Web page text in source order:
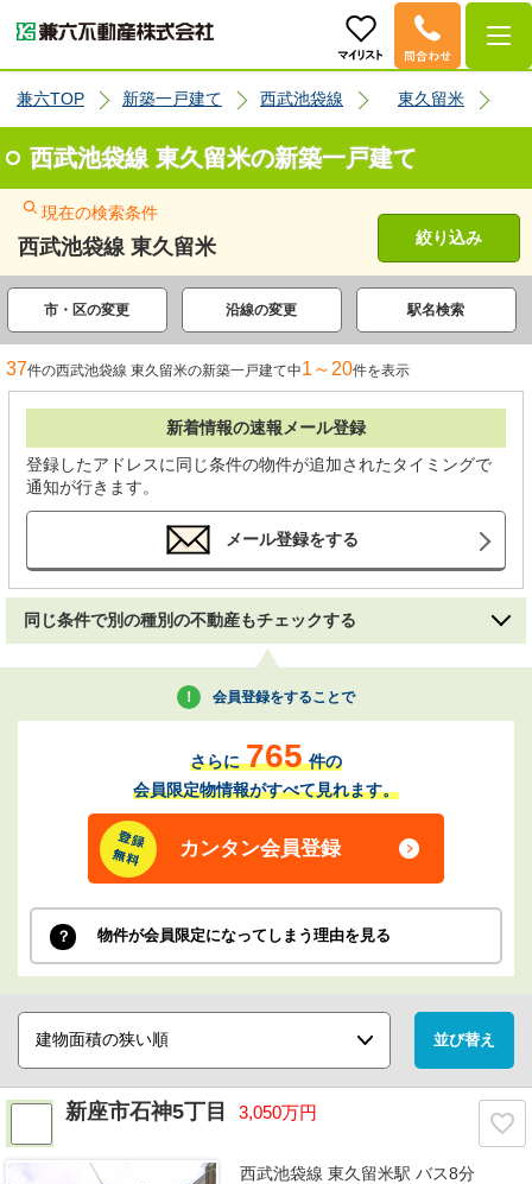
兼六TOP 新築一戸建て 西武池袋線 東久留米
西武池袋線 東久留米の新築一戸建て
現在の検索条件
西武池袋線 東久留米 絞り込み
市・区の変更 沿線の変更 駅名検索
37件の西武池袋線 東久留米の新築一戸建て中1～20件を表示
新着情報の速報メール登録
登録したアドレスに同じ条件の物件が追加されたタイミングで
通知が行きます。
メール登録をする
同じ条件で別の種別の不動産もチェックする
会員登録をすることで
さらに 765 件の
会員限定物情報がすべて見れます。
カンタン会員登録
物件が会員限定になってしまう理由を見る
新座市石神5丁目 3,050万円
西武池袋線 東久留米駅バス8分